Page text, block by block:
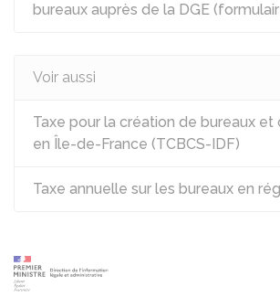
bureaux auprès de la DGE
Voir aussi
Taxe pour la création de bureaux
en Île-de-France (TCBCS-IDF)
Taxe annuelle sur les bureaux en